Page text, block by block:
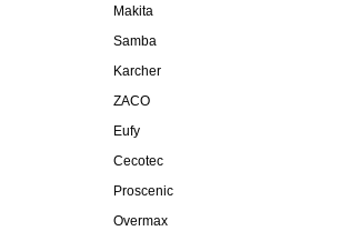
Makita
Samba
Karcher
ZACO
Eufy
Cecotec
Proscenic
Overmax